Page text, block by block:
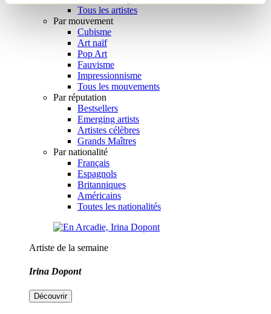
Tous les artistes
Par mouvement
Cubisme
Art naïf
Pop Art
Fauvisme
Impressionnisme
Tous les mouvements
Par réputation
Bestsellers
Emerging artists
Artistes célèbres
Grands Maîtres
Par nationalité
Français
Espagnols
Britanniques
Américains
Toutes les nationalités
Artiste de la semaine
Irina Dopont
Découvrir